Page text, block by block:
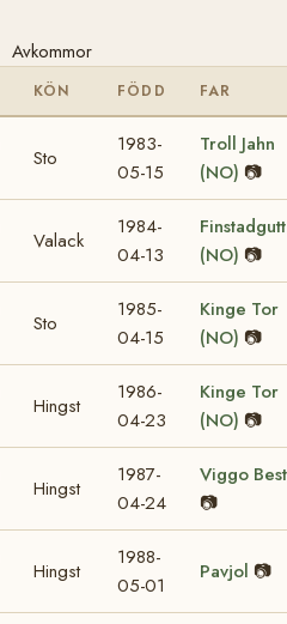
Avkommor
KÖN FÖDD FAR
Sto
1983-
05-15
Troll Jahn
(NO) 📷
Valack
1984-
04-13
(NO) 📷
Sto
1985-
04-15
Kinge Tor
(NO) 📷
Hingst
1986-
04-23
Kinge Tor
(NO) 📷
Hingst
1987-
04-24
Viggo Best
📷
Hingst
1988-
05-01
Pavjol 📷